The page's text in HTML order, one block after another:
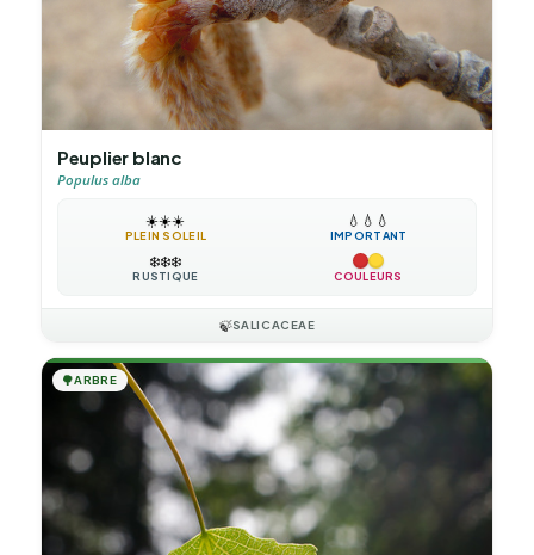
Peuplier blanc
Populus alba
☀️☀️☀️
PLEIN SOLEIL
💧 💧 💧
IMPORTANT
❄️❄️❄️
RUSTIQUE COULEURS
🍃SALICACEAE
🌳ARBRE